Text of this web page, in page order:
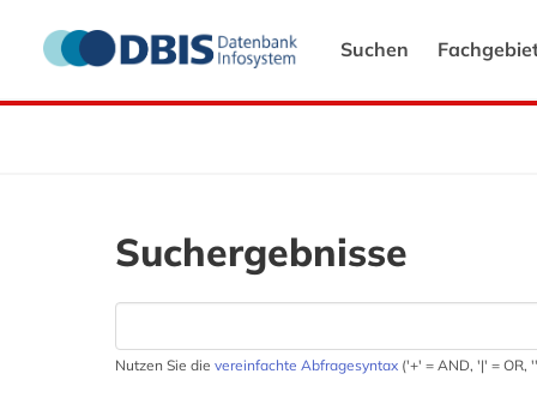
Suchen
Suchergebnisse
Nutzen Sie die vereinfachte Abfragesyntax ('+' = AND, '|' = OR,